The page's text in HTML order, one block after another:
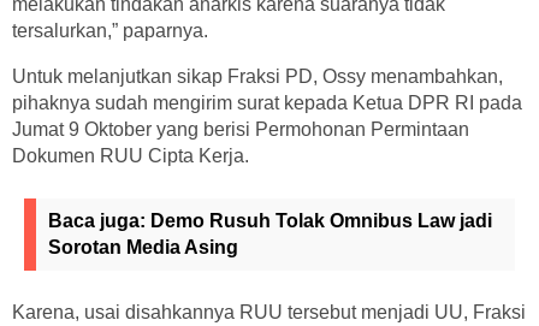
tersalurkan,” paparnya.
Untuk melanjutkan sikap Fraksi PD, Ossy menambahkan,
pihaknya sudah mengirim surat kepada Ketua DPR RI pada
Jumat 9 Oktober yang berisi Permohonan Permintaan
Dokumen RUU Cipta Kerja.
Baca juga: Demo Rusuh Tolak Omnibus Law jadi
Sorotan Media Asing
Karena, usai disahkannya RUU tersebut menjadi UU, Fraksi